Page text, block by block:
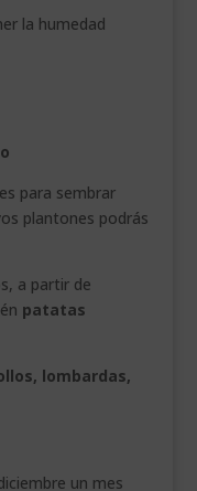
la humedad
para sembrar
plantones podrás
a partir de
patatas
lombardas,
un mes